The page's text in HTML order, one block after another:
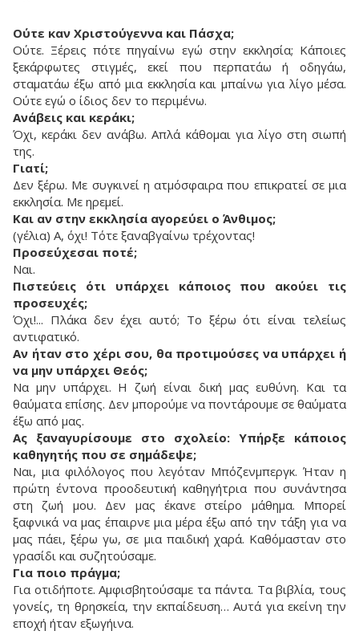
Ούτε καν Χριστούγεννα και Πάσχα;
Ούτε. Ξέρεις πότε πηγαίνω εγώ στην εκκλησία; Κάποιες
ξεκάρφωτες στιγμές, εκεί που περπατάω ή οδηγάω,
σταματάω έξω από μια εκκλησία και μπαίνω για λίγο μέσα.
Ούτε εγώ ο ίδιος δεν το περιμένω.
Ανάβεις και κεράκι;
Όχι, κεράκι δεν ανάβω. Απλά κάθομαι για λίγο στη σιωπή
της.
Γιατί;
Δεν ξέρω. Με συγκινεί η ατμόσφαιρα που επικρατεί σε μια
εκκλησία. Με ηρεμεί.
Και αν στην εκκλησία αγορεύει ο Άνθιμος;
(γέλια) Α, όχι! Τότε ξαναβγαίνω τρέχοντας!
Προσεύχεσαι ποτέ;
Ναι.
Πιστεύεις ότι υπάρχει κάποιος που ακούει τις
προσευχές;
Όχι!... Πλάκα δεν έχει αυτό; Το ξέρω ότι είναι τελείως
αντιφατικό.
Αν ήταν στο χέρι σου, θα προτιμούσες να υπάρχει ή
να μην υπάρχει Θεός;
Να μην υπάρχει. Η ζωή είναι δική μας ευθύνη. Και τα
θαύματα επίσης. Δεν μπορούμε να ποντάρουμε σε θαύματα
έξω από μας.
Ας ξαναγυρίσουμε στο σχολείο: Υπήρξε κάποιος
καθηγητής που σε σημάδεψε;
Ναι, μια φιλόλογος που λεγόταν Μπόζενμπεργκ. Ήταν η
πρώτη έντονα προοδευτική καθηγήτρια που συνάντησα
στη ζωή μου. Δεν μας έκανε στείρο μάθημα. Μπορεί
ξαφνικά να μας έπαιρνε μια μέρα έξω από την τάξη για να
μας πάει, ξέρω γω, σε μια παιδική χαρά. Καθόμασταν στο
γρασίδι και συζητούσαμε.
Για ποιο πράγμα;
Για οτιδήποτε. Αμφισβητούσαμε τα πάντα. Τα βιβλία, τους
γονείς, τη θρησκεία, την εκπαίδευση… Αυτά για εκείνη την
εποχή ήταν εξωγήινα.